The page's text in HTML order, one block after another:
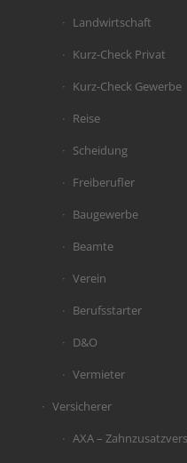
Landwirtschaft
Kurz-Check Privat
Kurz-Check Gewerbe
Reise
Scheidung
Freiberufler
Baugewerbe
Beamte
Verein
Berufsstarter
D&O
Vermieter
Versicherer
AXA –